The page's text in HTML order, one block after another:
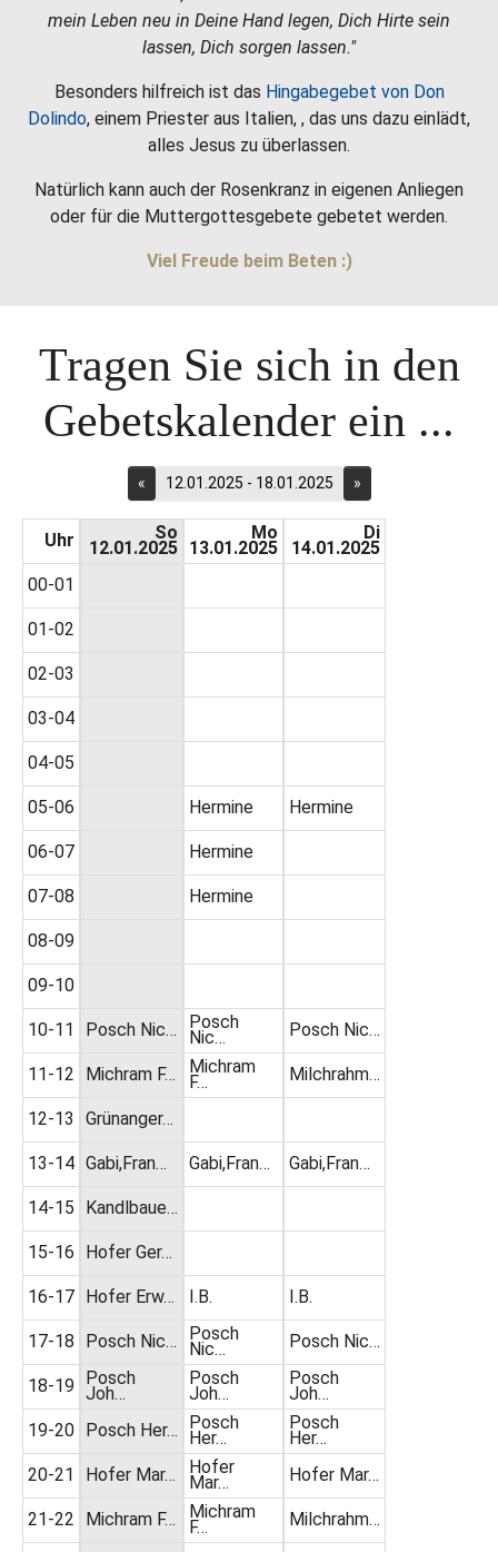
mein Leben neu in Deine Hand legen, Dich Hirte sein
lassen, Dich sorgen lassen."
Besonders hilfreich ist das Hingabegebet von Don
Dolindo, einem Priester aus Italien, , das uns dazu einlädt,
alles Jesus zu überlassen.
Natürlich kann auch der Rosenkranz in eigenen Anliegen
oder für die Muttergottesgebete gebetet werden.
Viel Freude beim Beten :)
Tragen Sie sich in den
Gebetskalender ein ...
« 12.01.2025 - 18.01.2025 »
Uhr
00-01
01-02
02-03
03-04
04-05
05-06
06-07
07-08
08-09
09-10
10-11
11-12
12-13
13-14
14-15
15-16
16-17
17-18
18-19
19-20
20-21
21-22
So
12.01.2025
Posch Nic…
Michram F…
Grünanger…
Gabi,Fran…
Kandlbaue…
Hofer Ger…
Hofer Erw…
Posch Nic…
Posch
Joh…
Posch Her…
Hofer Mar…
Michram F…
Mo
13.01.2025
Hermine
Hermine
Hermine
Posch
Nic…
Michram
F…
Gabi,Fran…
I.B.
Posch
Nic…
Posch
Joh…
Posch
Her…
Hofer
Mar…
Michram
F…
Di
14.01.2025
Hermine
Posch Nic…
Milchrahm…
Gabi,Fran…
I.B.
Posch Nic…
Posch
Joh…
Posch
Her…
Hofer Mar…
Milchrahm…